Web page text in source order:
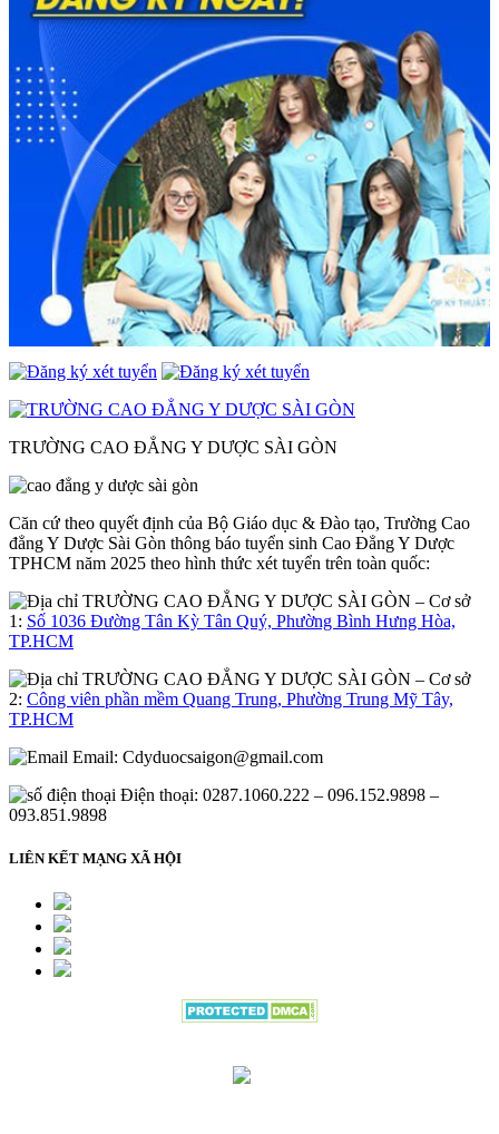
TRƯỜNG CAO ĐẲNG Y DƯỢC SÀI GÒN
Căn cứ theo quyết định của Bộ Giáo dục & Đào tạo, Trường Cao
đẳng Y Dược Sài Gòn thông báo tuyển sinh Cao Đẳng Y Dược
TPHCM năm 2025 theo hình thức xét tuyển trên toàn quốc:
– Cơ sở
1: Số 1036 Đường Tân Kỳ Tân Quý, Phường Bình Hưng Hòa,
TP.HCM
– Cơ sở
2: Công viên phần mềm Quang Trung, Phường Trung Mỹ Tây,
TP.HCM
Email: Cdyduocsaigon@gmail.com
Điện thoại: 0287.1060.222 – 096.152.9898 –
093.851.9898
LIÊN KẾT MẠNG XÃ HỘI